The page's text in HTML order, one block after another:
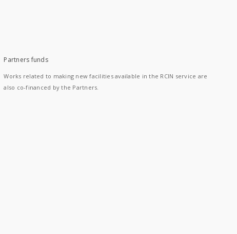
Partners funds
Works related to making new facilities available in the RCIN service are
also co-financed by the Partners.